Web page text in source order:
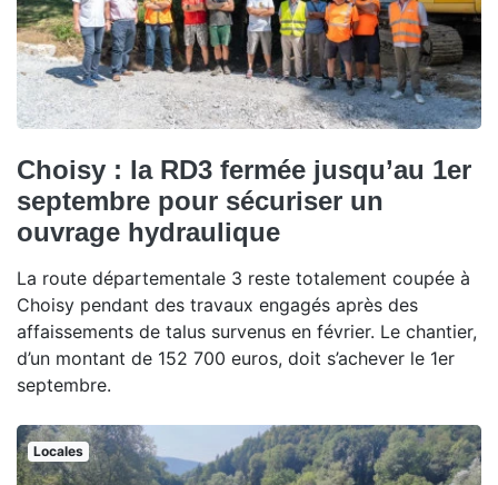
Choisy : la RD3 fermée jusqu’au 1er
septembre pour sécuriser un
ouvrage hydraulique
La route départementale 3 reste totalement coupée à
Choisy pendant des travaux engagés après des
affaissements de talus survenus en février. Le chantier,
d’un montant de 152 700 euros, doit s’achever le 1er
septembre.
Locales